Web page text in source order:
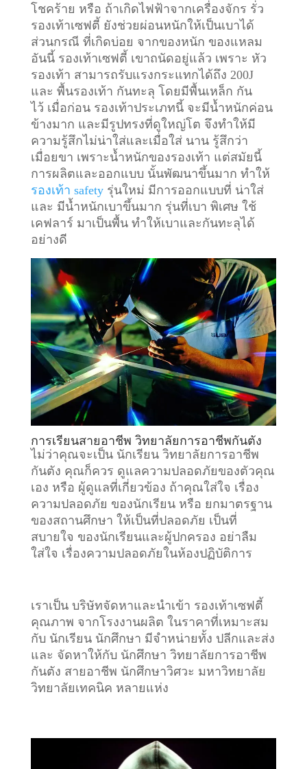
โชคร้าย หรือ ถ้าเกิดไฟฟ้าจากเครื่องจักร รั่ว
รองเท้าเซฟตี้ ยังช่วยผ่อนหนักให้เป็นเบาได้
ส่วนกรณี ที่เกิดบ่อย จากของหนัก ของแหลม
อันนี้ รองเท้าเซฟตี้ เขาถนัดอยู่แล้ว เพราะ หัว
รองเท้า สามารถรับแรงกระแทกได้ถึง 200J
และ พื้นรองเท้า กันทะลุ โดยมีพื้นเหล็ก กัน
ไว้ เมื่อก่อน รองเท้าประเภทนี้ จะมีน้ำหนักค่อน
ข้างมาก และมีรูปทรงที่ดูใหญ่โต จึงทำให้มี
ความรู้สึกไม่น่าใส่และเมื่อใส่ นาน รู้สึกว่า
เมื่อยขา เพราะน้ำหนักของรองเท้า แต่สมัยนี้
การผลิตและออกแบบ นั้นพัฒนาขึ้นมาก ทำให้
รองเท้า safetyรุ่นใหม่ มีการออกแบบที่ น่าใส่
และ มีน้ำหนักเบาขึ้นมาก รุ่นที่เบา พิเศษ ใช้
เคฟลาร์ มาเป็นพื้น ทำให้เบาและกันทะลุได้
อย่างดี
การเรียนสายอาชีพ วิทยาลัยการอาชีพกันตัง
ไม่ว่าคุณจะเป็น นักเรียน วิทยาลัยการอาชีพ
กันตัง คุณก็ควร ดูแลความปลอดภัยของตัวคุณ
เอง หรือ ผู้ดูแลที่เกี่ยวข้อง ถ้าคุณใส่ใจ เรื่อง
ความปลอดภัย ของนักเรียน หรือ ยกมาตรฐาน
ของสถานศึกษา ให้เป็นที่ปลอดภัย เป็นที่
สบายใจ ของนักเรียนและผู้ปกครอง อย่าลืม
ใส่ใจ เรื่องความปลอดภัยในห้องปฏิบัติการ
เราเป็น บริษัทจัดหาและนำเข้า รองเท้าเซฟตี้
คุณภาพ จากโรงงานผลิต ในราคาที่เหมาะสม
กับ นักเรียน นักศึกษา มีจำหน่ายทั้ง ปลีกและส่ง
และ จัดหาให้กับ นักศึกษา วิทยาลัยการอาชีพ
กันตัง สายอาชีพ นักศึกษาวิศวะ มหาวิทยาลัย
วิทยาลัยเทคนิค หลายแห่ง